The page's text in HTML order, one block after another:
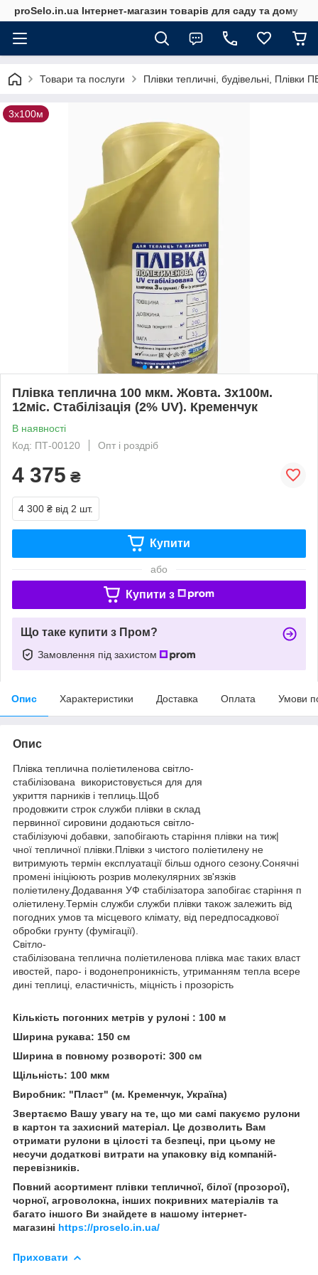
proSelo.in.ua Інтернет-магазин товарів для саду та дому
Товари та послуги Плівки тепличні, будівельні,
3х100м
Плівка теплична 100 мкм. Жовта. 3х100м.
12міс. Стабілізація (2% UV). Кременчук
В наявності
Код: ПТ-00120
Опт і роздріб
4 375 ₴
4 300 ₴ від 2 шт.
Купити
або
Купити з
Що таке купити з Пром?
Замовлення під захистом
Опис Характеристики Доставка Оплата Умови
Опис
Плівка теплична поліетиленова світло-
стабілізована використовується для для
укриття парників і теплиць.Щоб
продовжити строк служби плівки в склад
первинної сировини додаються світло-
стабілізуючі добавки, запобігають старіння плівки на тиж|
чної тепличної плівки.Плівки з чистого поліетилену не
витримують термін експлуатації більш одного сезону.Сонячні
промені ініціюють розрив молекулярних зв'язків
поліетилену.Додавання УФ стабілізатора запобігає старіння п
оліетилену.Термін служби служби плівки також залежить від
погодних умов та місцевого клімату, від передпосадкової
обробки грунту (фумігації).
Світло-
стабілізована теплична поліетиленова плівка має таких власт
ивостей, паро- і водонепроникність, утриманням тепла всере
дині теплиці, еластичність, міцність і прозорість
Кількість погонних метрів у рулоні : 100 м
Ширина рукава: 150 см
Ширина в повному розвороті: 300 см
Щільність: 100 мкм
Виробник: "Пласт" (м. Кременчук, Україна)
Звертаємо Вашу увагу на те, що ми самі пакуємо рулони
в картон та захисний матеріал. Це дозволить Вам
отримати рулони в цілості та безпеці, при цьому не
несучи додаткові витрати на упаковку від компаній-
перевізників.
Повний асортимент плівки тепличної, білої (прозорої),
чорної, агроволокна, інших покривних матеріалів та
багато іншого Ви знайдете в нашому інтернет-
магазині https://proselo.in.ua/
Приховати